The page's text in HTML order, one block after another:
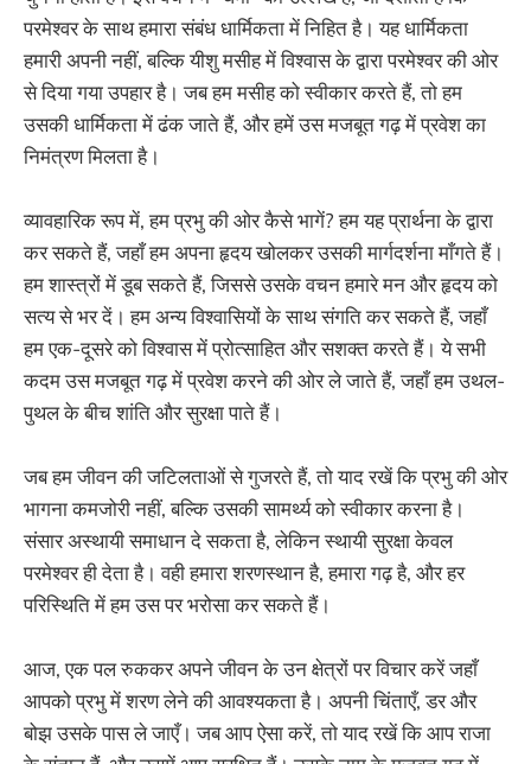
परमेश्वर के साथ हमारा संबंध धार्मिकता में निहित है। यह धार्मिकता
हमारी अपनी नहीं, बल्कि यीशु मसीह में विश्वास के द्वारा परमेश्वर की ओर
से दिया गया उपहार है। जब हम मसीह को स्वीकार करते हैं, तो हम
उसकी धार्मिकता में ढंक जाते हैं, और हमें उस मजबूत गढ़ में प्रवेश का
निमंत्रण मिलता है।
व्यावहारिक रूप में, हम प्रभु की ओर कैसे भागें? हम यह प्रार्थना के द्वारा
कर सकते हैं, जहाँ हम अपना हृदय खोलकर उसकी मार्गदर्शना माँगते हैं।
हम शास्त्रों में डूब सकते हैं, जिससे उसके वचन हमारे मन और हृदय को
सत्य से भर दें। हम अन्य विश्वासियों के साथ संगति कर सकते हैं, जहाँ
हम एक-दूसरे को विश्वास में प्रोत्साहित और सशक्त करते हैं। ये सभी
कदम उस मजबूत गढ़ में प्रवेश करने की ओर ले जाते हैं, जहाँ हम उथल-
पुथल के बीच शांति और सुरक्षा पाते हैं।
जब हम जीवन की जटिलताओं से गुजरते हैं, तो याद रखें कि प्रभु की ओर
भागना कमजोरी नहीं, बल्कि उसकी सामर्थ्य को स्वीकार करना है।
संसार अस्थायी समाधान दे सकता है, लेकिन स्थायी सुरक्षा केवल
परमेश्वर ही देता है। वही हमारा शरणस्थान है, हमारा गढ़ है, और हर
परिस्थिति में हम उस पर भरोसा कर सकते हैं।
आज, एक पल रुककर अपने जीवन के उन क्षेत्रों पर विचार करें जहाँ
आपको प्रभु में शरण लेने की आवश्यकता है। अपनी चिंताएँ, डर और
बोझ उसके पास ले जाएँ। जब आप ऐसा करें, तो याद रखें कि आप राजा